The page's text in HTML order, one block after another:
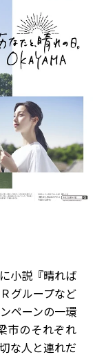
小説『晴れば
グループなど
ペーンの一環
市のそれぞれ
な人と連れだ